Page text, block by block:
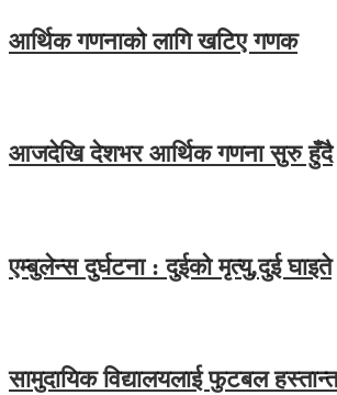
आर्थिक गणनाकाे लागि खटिए गणक
आजदेखि देशभर आर्थिक गणना सुरु हुँदै
एम्बुलेन्स दुर्घटना : दुईको मृत्यु,दुई घाइते
सामुदायिक विद्यालयलाई फुटबल